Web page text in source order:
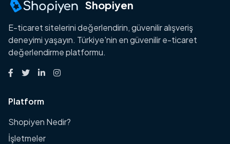
Shopiyen
E-ticaret sitelerini değerlendirin, güvenilir alışveriş
deneyimi yaşayın. Türkiye'nin en güvenilir e-ticaret
değerlendirme platformu.
Platform
Shopiyen Nedir?
İşletmeler